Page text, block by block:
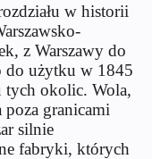
w historii
z Warszawy do
do użytku w 1845
tych okolic. Wola,
poza granicami
silnie
fabryki, których